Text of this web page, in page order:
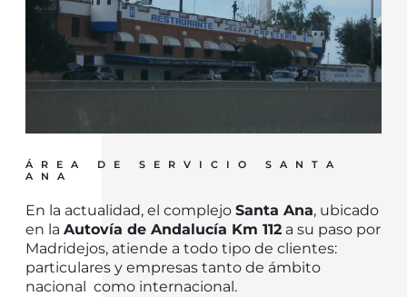
ÁREA DE SERVICIO SANTA
ANA
En la actualidad, el complejo Santa Ana, ubicado
en la Autovía de Andalucía Km 112 a su paso por
Madridejos, atiende a todo tipo de clientes:
particulares y empresas tanto de ámbito
nacional como internacional.